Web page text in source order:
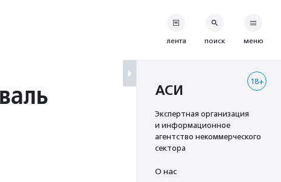
лента поиск меню
18+
АСИ
Экспертная организация
и информационное
агентство некоммерческого
сектора
О нас